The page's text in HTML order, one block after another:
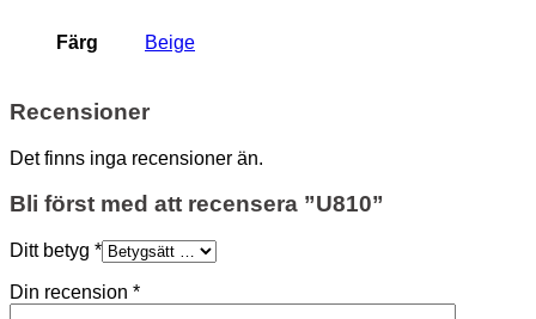
Färg Beige
Recensioner
Det finns inga recensioner än.
Bli först med att recensera ”U810”
Ditt betyg *
Din recension *